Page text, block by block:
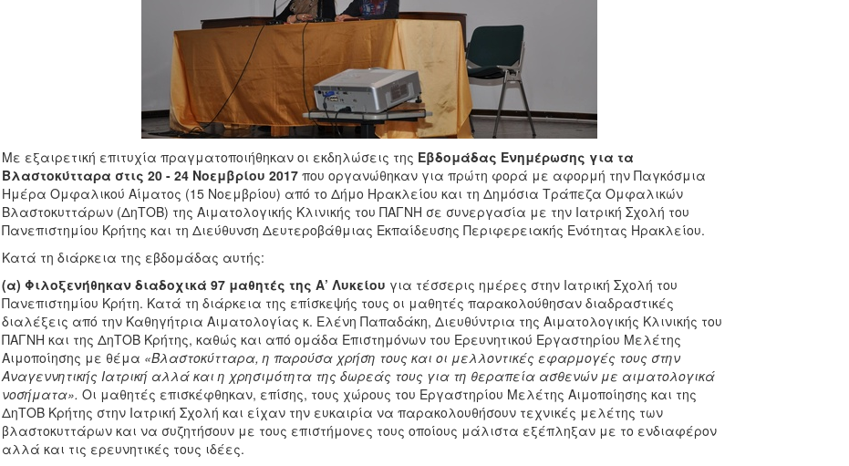
Με εξαιρετική επιτυχία πραγματοποιήθηκαν οι εκδηλώσεις της Εβδομάδας Ενημέρωσης για τα
Βλαστοκύτταρα στις 20 - 24 Νοεμβρίου 2017 που οργανώθηκαν για πρώτη φορά με αφορμή την Παγκόσμια
Ημέρα Ομφαλικού Αίματος (15 Νοεμβρίου) από το Δήμο Ηρακλείου και τη Δημόσια Τράπεζα Ομφαλικών
Βλαστοκυττάρων (ΔηΤΟΒ) της Αιματολογικής Κλινικής του ΠΑΓΝΗ σε συνεργασία με την Ιατρική Σχολή του
Πανεπιστημίου Κρήτης και τη Διεύθυνση Δευτεροβάθμιας Εκπαίδευσης Περιφερειακής Ενότητας Ηρακλείου.
Κατά τη διάρκεια της εβδομάδας αυτής:
(α) Φιλοξενήθηκαν διαδοχικά 97 μαθητές της Α’ Λυκείου για τέσσερις ημέρες στην Ιατρική Σχολή του
Πανεπιστημίου Κρήτη. Κατά τη διάρκεια της επίσκεψής τους οι μαθητές παρακολούθησαν διαδραστικές
διαλέξεις από την Καθηγήτρια Αιματολογίας κ. Ελένη Παπαδάκη, Διευθύντρια της Αιματολογικής Κλινικής του
ΠΑΓΝΗ και της ΔηΤΟΒ Κρήτης, καθώς και από ομάδα Επιστημόνων του Ερευνητικού Εργαστηρίου Μελέτης
Αιμοποίησης με θέμα «Βλαστοκύτταρα, η παρούσα χρήση τους και οι μελλοντικές εφαρμογές τους στην
Αναγεννητικής Ιατρική αλλά και η χρησιμότητα της δωρεάς τους για τη θεραπεία ασθενών με αιματολογικά
νοσήματα». Οι μαθητές επισκέφθηκαν, επίσης, τους χώρους του Εργαστηρίου Μελέτης Αιμοποίησης και της
ΔηΤΟΒ Κρήτης στην Ιατρική Σχολή και είχαν την ευκαιρία να παρακολουθήσουν τεχνικές μελέτης των
βλαστοκυττάρων και να συζητήσουν με τους επιστήμονες τους οποίους μάλιστα εξέπληξαν με το ενδιαφέρον
αλλά και τις ερευνητικές τους ιδέες.